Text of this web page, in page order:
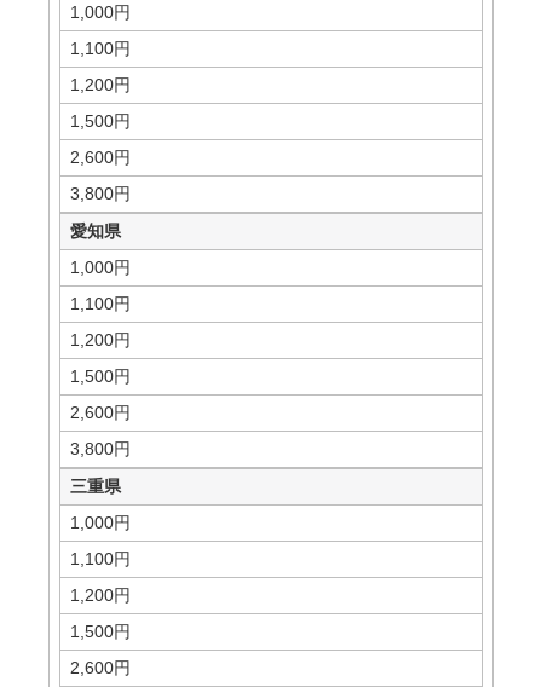
1,000円
1,100円
1,200円
1,500円
2,600円
3,800円
愛知県
1,000円
1,100円
1,200円
1,500円
2,600円
3,800円
三重県
1,000円
1,100円
1,200円
1,500円
2,600円